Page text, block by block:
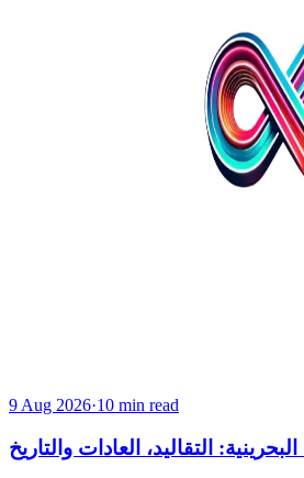
9 Aug 2026·10 min read
البحرينية: التقاليد، العادات والتاريخ